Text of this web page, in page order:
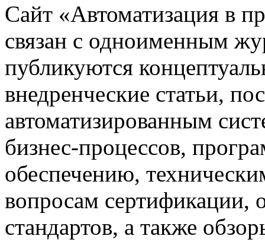
Сайт «Автоматизация в
связан с одноименным
публикуются
внедренческие статьи,
автоматизированным
бизнес-процессов,
обеспечению,
вопросам
стандартов, а также